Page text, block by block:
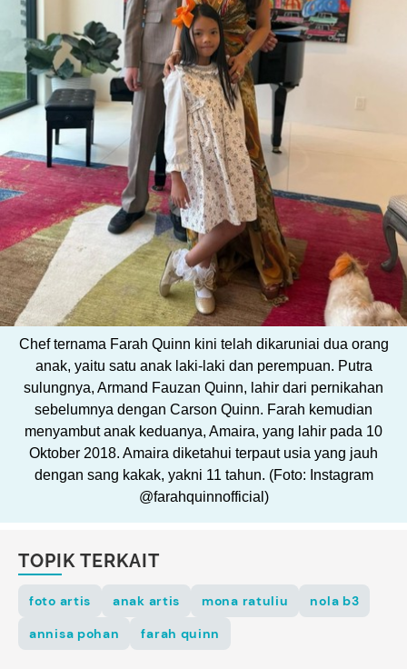
Chef ternama Farah Quinn kini telah dikaruniai dua orang
anak, yaitu satu anak laki-laki dan perempuan. Putra
sulungnya, Armand Fauzan Quinn, lahir dari pernikahan
sebelumnya dengan Carson Quinn. Farah kemudian
menyambut anak keduanya, Amaira, yang lahir pada 10
Oktober 2018. Amaira diketahui terpaut usia yang jauh
dengan sang kakak, yakni 11 tahun. (Foto: Instagram
@farahquinnofficial)
TOPIK TERKAIT
foto artis anak artis mona ratuliu
nola b3
annisa pohan
farah quinn